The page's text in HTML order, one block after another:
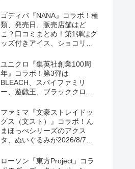
ゴディバ『NANA』コラボ！種
類、発売日、販売店舗はど
こ？口コミまとめ！第1弾はグ
ッズ付きアイス、ショコリキ
より新発売！第2弾は限定チョ
コレートなどが2026年10月？
再販売は？
ユニクロ『集英社創業100周
年』コラボ！第3弾は
BLEACH、スパイファミリ
ー、遊戯王、ブラッククロー
の半袖Tシャツが2026/8/7より
新発売！
ファミマ『文豪ストレイドッ
グス（文スト）』コラボ！ん
まほっぺシリーズのアクス
タ、ぬいぐるみが2026/8/7～
ローソン「東方Project」コラ